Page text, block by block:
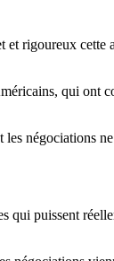
et rigoureux cette
qui ont
négociations
qui puissent